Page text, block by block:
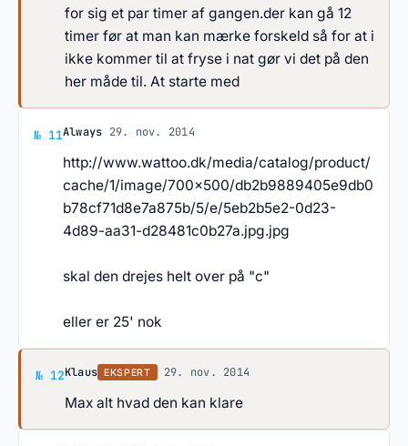
for sig et par timer af gangen.der kan gå 12
timer før at man kan mærke forskeld så for at i
ikke kommer til at fryse i nat gør vi det på den
her måde til. At starte med
№ 11Svar af Always
Always· 29. nov. 2014
http://www.wattoo.dk/media/catalog/product/
cache/1/image/700x500/db2b9889405e9db0
b78cf71d8e7a875b/5/e/5eb2b5e2-0d23-
4d89-aa31-d28481c0b27a.jpg.jpg
skal den drejes helt over på "c"
eller er 25' nok
№ 12Svar af Klaus
Klaus EKSPERT 29. nov. 2014
Max alt hvad den kan klare